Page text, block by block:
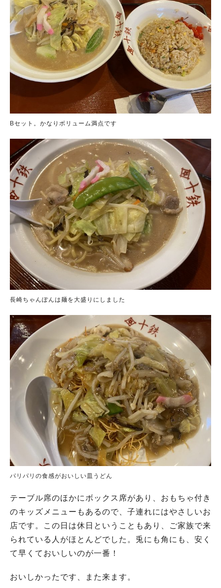
Bセット。かなりボリューム満点です
長崎ちゃんぽんは麺を大盛りにしました
パリパリの食感がおいしい皿うどん
テーブル席のほかにボックス席があり、おもちゃ付き
のキッズメニューもあるので、子連れにはやさしいお
店です。この日は休日ということもあり、ご家族で来
られている人がほとんどでした。兎にも角にも、安く
て早くておいしいのが一番！
おいしかったです、また来ます。